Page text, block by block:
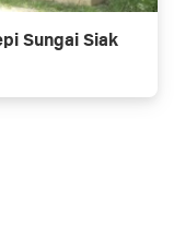
Sungai Siak